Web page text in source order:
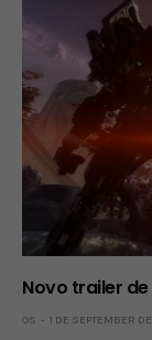
Novo trailer
OS 1 DE SEPTEMBER